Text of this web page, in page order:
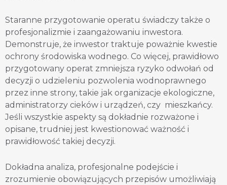
Staranne przygotowanie operatu świadczy także o
profesjonalizmie i zaangażowaniu inwestora.
Demonstruje, że inwestor traktuje poważnie kwestie
ochrony środowiska wodnego. Co więcej, prawidłowo
przygotowany operat zmniejsza ryzyko odwołań od
decyzji o udzieleniu pozwolenia wodnoprawnego
przez inne strony, takie jak organizacje ekologiczne,
administratorzy cieków i urządzeń, czy mieszkańcy.
Jeśli wszystkie aspekty są dokładnie rozważone i
opisane, trudniej jest kwestionować ważność i
prawidłowość takiej decyzji.
Dokładna analiza, profesjonalne podejście i
zrozumienie obowiązujących przepisów umożliwiają